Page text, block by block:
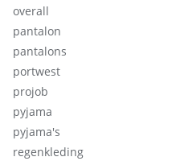
overall
pantalon
pantalons
portwest
projob
pyjama
pyjama's
regenkleding